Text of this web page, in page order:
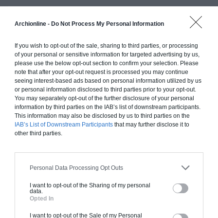
Archionline - Do Not Process My Personal Information
If you wish to opt-out of the sale, sharing to third parties, or processing
of your personal or sensitive information for targeted advertising by us,
please use the below opt-out section to confirm your selection. Please
note that after your opt-out request is processed you may continue
seeing interest-based ads based on personal information utilized by us
or personal information disclosed to third parties prior to your opt-out.
You may separately opt-out of the further disclosure of your personal
information by third parties on the IAB’s list of downstream participants.
This information may also be disclosed by us to third parties on the
IAB’s List of Downstream Participants that may further disclose it to
other third parties.
Personal Data Processing Opt Outs
I want to opt-out of the Sharing of my personal
data.
Opted In
I want to opt-out of the Sale of my Personal
Construction ossature bois
Chiffrage estimatif pour : Fondations et normes
standards. Construction en ossature bois isolé.
Finitions haut de gamme. Le prix "clé en main"
inclut le gros oeuvre et le second oeuvre (cuisine,
peinture, sols...), mais exclut piscine, jardin et
clôture.
À partir de
293 000€ TTC